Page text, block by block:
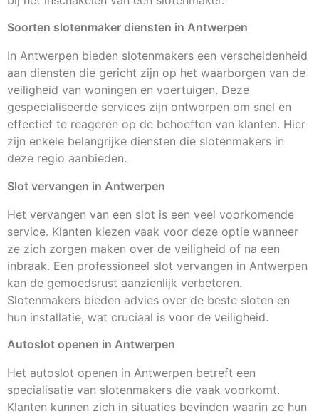
Soorten slotenmaker diensten in Antwerpen
In Antwerpen bieden slotenmakers een verscheidenheid
aan diensten die gericht zijn op het waarborgen van de
veiligheid van woningen en voertuigen. Deze
gespecialiseerde services zijn ontworpen om snel en
effectief te reageren op de behoeften van klanten. Hier
zijn enkele belangrijke diensten die slotenmakers in
deze regio aanbieden.
Slot vervangen in Antwerpen
Het vervangen van een slot is een veel voorkomende
service. Klanten kiezen vaak voor deze optie wanneer
ze zich zorgen maken over de veiligheid of na een
inbraak. Een professioneel slot vervangen in Antwerpen
kan de gemoedsrust aanzienlijk verbeteren.
Slotenmakers bieden advies over de beste sloten en
hun installatie, wat cruciaal is voor de veiligheid.
Autoslot openen in Antwerpen
Het autoslot openen in Antwerpen betreft een
specialisatie van slotenmakers die vaak voorkomt.
Klanten kunnen zich in situaties bevinden waarin ze hun